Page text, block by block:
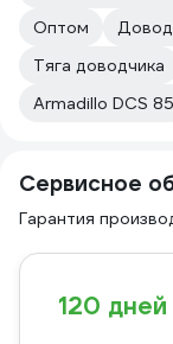
Оптом
Тяга доводчика
Armadillo DCS 85
Сервисное
Гарантия
120